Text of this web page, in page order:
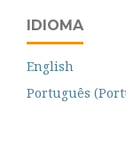
IDIOMA
English
Português